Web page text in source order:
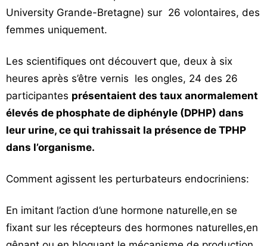
University Grande-Bretagne) sur 26 volontaires, des
femmes uniquement.
Les scientifiques ont découvert que, deux à six
heures après s’être vernis les ongles, 24 des 26
participantes présentaient des taux anormalement
élevés de phosphate de diphényle (DPHP) dans
leur urine, ce qui trahissait la présence de TPHP
dans l’organisme.
Comment agissent les perturbateurs endocriniens:
En imitant l’action d’une hormone naturelle,en se
fixant sur les récepteurs des hormones naturelles,en